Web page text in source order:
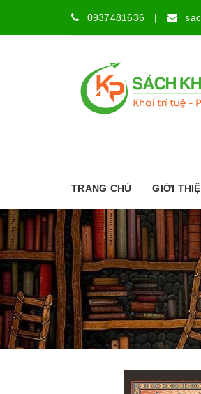
0937481636 |
TRANG CHỦ GIỚI